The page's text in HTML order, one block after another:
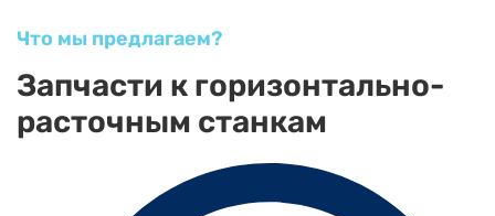
Что мы предлагаем?
Запчасти к горизонтально-
расточным станкам